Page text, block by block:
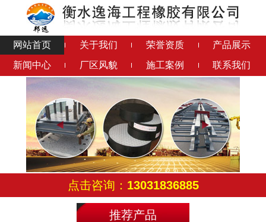
网站首页 关于我们 荣誉资质
产品展示
新闻中心
厂区风貌 施工案例 联系我们
点击咨询： 13031836885
推荐产品
钢结构橡胶垫 铅芯隔震橡胶支座
连廊支座 成品钢支座